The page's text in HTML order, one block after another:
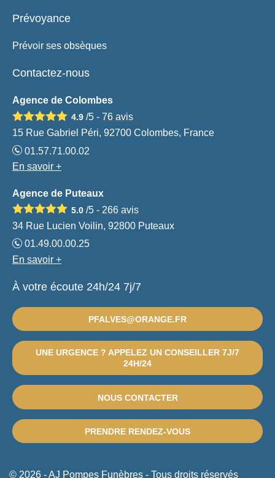
Prévoyance
Prévoir ses obsèques
Contactez-nous
Agence de Colombes
4.9 /5 - 76 avis
15 Rue Gabriel Péri, 92700 Colombes, France
01.57.71.00.02
En savoir +
Agence de Puteaux
5.0 /5 - 266 avis
34 Rue Lucien Voilin, 92800 Puteaux
01.49.00.00.25
En savoir +
À votre écoute 24h/24 7j/7
PFALVES@ORANGE.FR
UNE URGENCE ? APPELEZ UN CONSEILLER 7J/7
24H/24
NOUS CONTACTER
PRENDRE RENDEZ-VOUS
© 2026 - AJ Pompes Funèbres - Tous droits réservés